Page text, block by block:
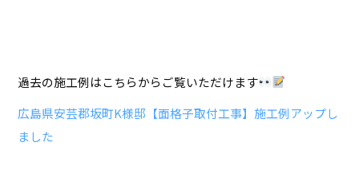
過去の施工例はこちらからご覧いただけます
広島県安芸郡坂町K様邸【面格子取付工事】施工例アップし
ました